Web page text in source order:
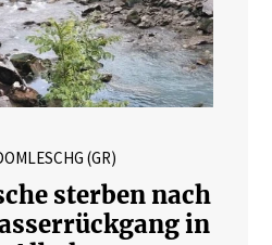
(GR)
sterben nach
in